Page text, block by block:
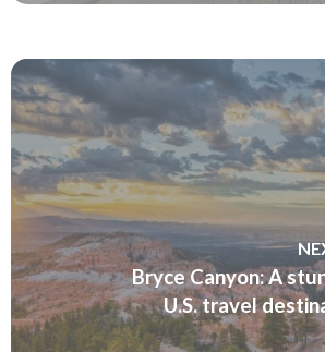
Bryce Canyon: A
U.S. travel